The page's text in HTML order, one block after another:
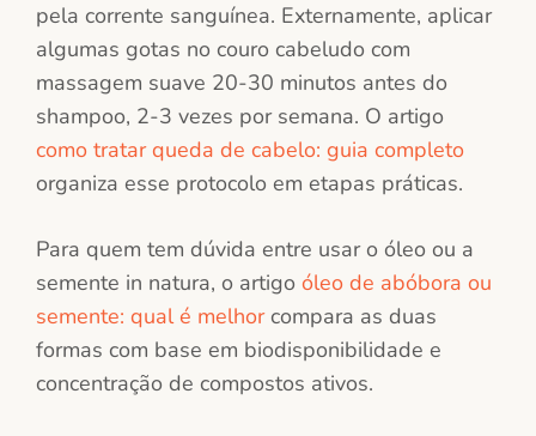
pela corrente sanguínea. Externamente, aplicar
algumas gotas no couro cabeludo com
massagem suave 20-30 minutos antes do
shampoo, 2-3 vezes por semana. O artigo
como tratar queda de cabelo: guia completo
organiza esse protocolo em etapas práticas.
Para quem tem dúvida entre usar o óleo ou a
semente in natura, o artigo óleo de abóbora ou
semente: qual é melhorcompara as duas
formas com base em biodisponibilidade e
concentração de compostos ativos.